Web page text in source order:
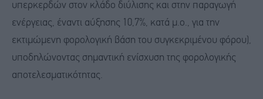
υπερκερδών στον κλάδο διύλισης και στην παραγωγή
ενέργειας, έναντι αύξησης 10,7%, κατά μ.ο., για την
εκτιμώμενη φορολογική βάση του συγκεκριμένου φόρου),
υποδηλώνοντας σημαντική ενίσχυση της φορολογικής
αποτελεσματικότητας.